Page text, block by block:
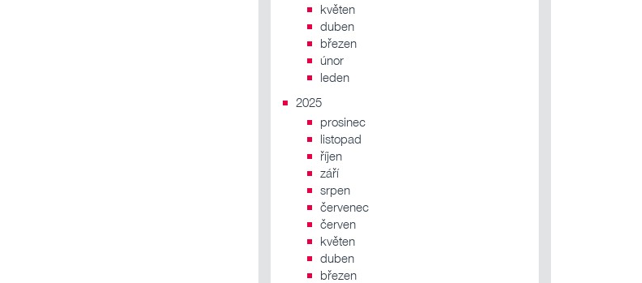
květen
duben
březen
únor
leden
2025
prosinec
listopad
říjen
září
srpen
červenec
červen
květen
duben
březen